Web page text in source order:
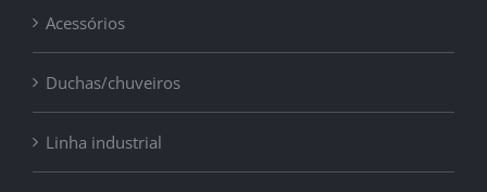
Acessórios
Duchas/chuveiros
Linha industrial